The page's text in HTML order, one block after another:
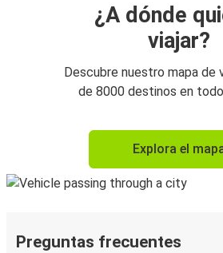
¿A dónde
viajar?
Descubre nuestro mapa de
de 8000 destinos en
Explora el
Preguntas frecuentes